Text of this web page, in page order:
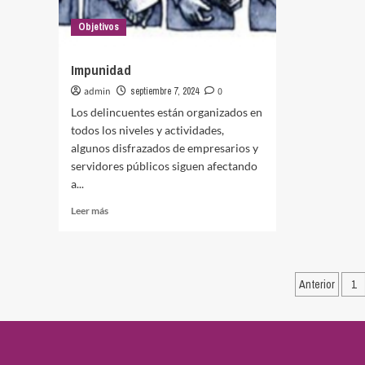
Objetivos
Impunidad
admin septiembre 7, 2024
0
Los delincuentes están organizados en
todos los niveles y actividades,
algunos disfrazados de empresarios y
servidores públicos siguen afectando
a...
Leer másLeer
Anterior 1